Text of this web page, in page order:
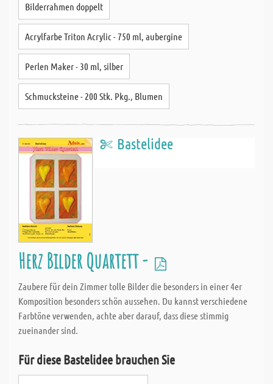
Bilderrahmen doppelt
Acrylfarbe Triton Acrylic - 750 ml, aubergine
Perlen Maker - 30 ml, silber
Schmucksteine - 200 Stk. Pkg., Blumen
Bastelidee
Herz Bilder Quartett -
Zaubere für dein Zimmer tolle Bilder die besonders in einer 4er
Komposition besonders schön aussehen. Du kannst verschiedene
Farbtöne verwenden, achte aber darauf, dass diese stimmig
zueinander sind.
Für diese Bastelidee brauchen Sie